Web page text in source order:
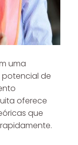
uma
de
oferece
que